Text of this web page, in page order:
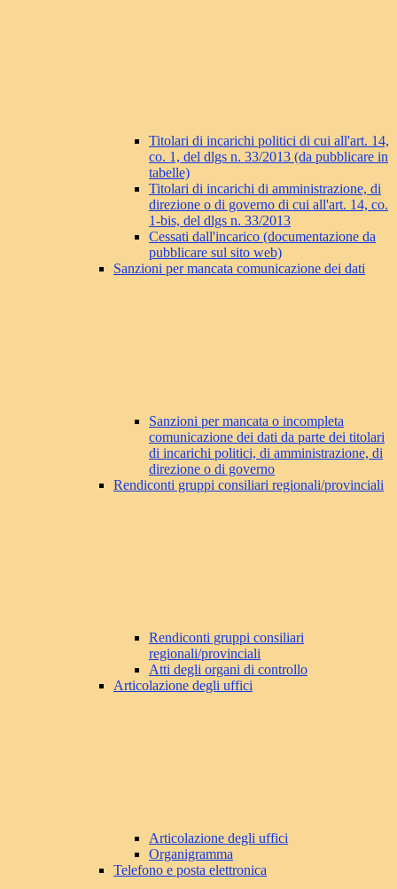
Titolari di incarichi politici di cui all'art. 14,
co. 1, del dlgs n. 33/2013 (da pubblicare in
tabelle)
Titolari di incarichi di amministrazione, di
direzione o di governo di cui all'art. 14, co.
1-bis, del dlgs n. 33/2013
Cessati dall'incarico (documentazione da
pubblicare sul sito web)
Sanzioni per mancata comunicazione dei dati
Sanzioni per mancata o incompleta
comunicazione dei dati da parte dei titolari
di incarichi politici, di amministrazione, di
direzione o di governo
Rendiconti gruppi consiliari regionali/provinciali
Rendiconti gruppi consiliari
regionali/provinciali
Atti degli organi di controllo
Articolazione degli uffici
Articolazione degli uffici
Organigramma
Telefono e posta elettronica